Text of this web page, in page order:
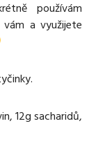
používám
vám a využijete
12g sacharidů,